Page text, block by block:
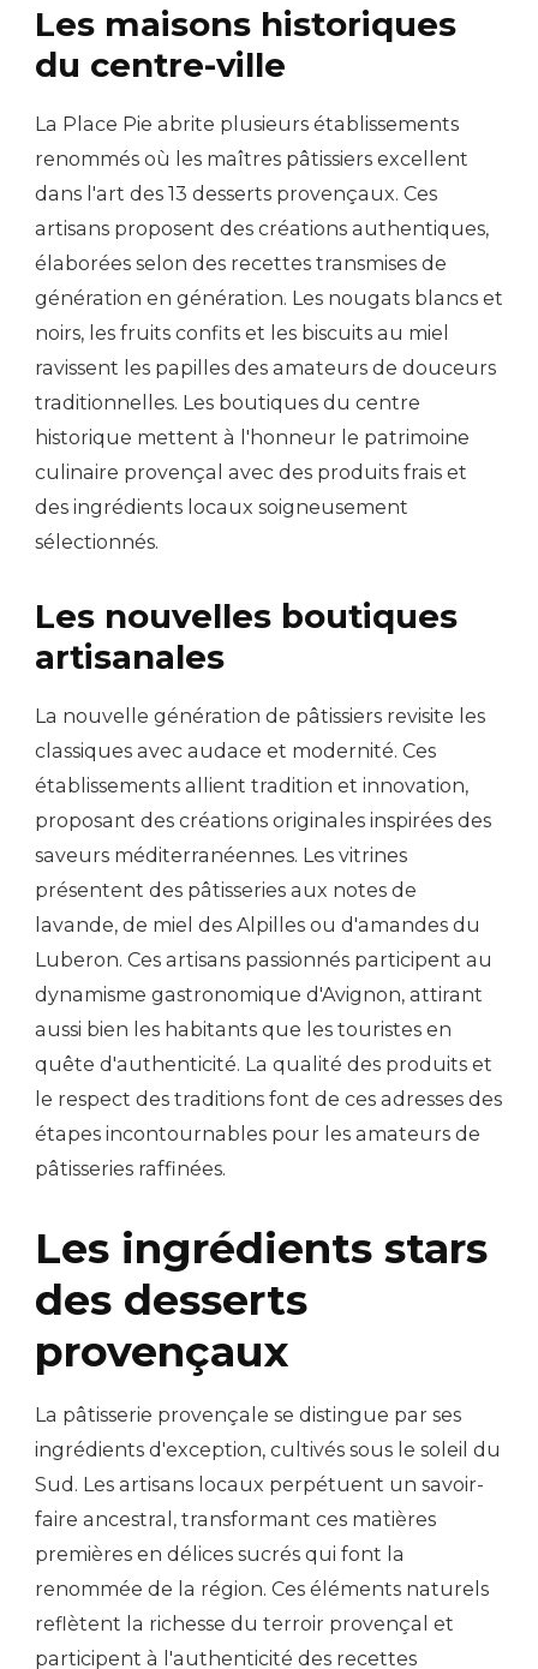
Les maisons historiques
du centre-ville
La Place Pie abrite plusieurs établissements
renommés où les maîtres pâtissiers excellent
dans l'art des 13 desserts provençaux. Ces
artisans proposent des créations authentiques,
élaborées selon des recettes transmises de
génération en génération. Les nougats blancs et
noirs, les fruits confits et les biscuits au miel
ravissent les papilles des amateurs de douceurs
traditionnelles. Les boutiques du centre
historique mettent à l'honneur le patrimoine
culinaire provençal avec des produits frais et
des ingrédients locaux soigneusement
sélectionnés.
Les nouvelles boutiques
artisanales
La nouvelle génération de pâtissiers revisite les
classiques avec audace et modernité. Ces
établissements allient tradition et innovation,
proposant des créations originales inspirées des
saveurs méditerranéennes. Les vitrines
présentent des pâtisseries aux notes de
lavande, de miel des Alpilles ou d'amandes du
Luberon. Ces artisans passionnés participent au
dynamisme gastronomique d'Avignon, attirant
aussi bien les habitants que les touristes en
quête d'authenticité. La qualité des produits et
le respect des traditions font de ces adresses des
étapes incontournables pour les amateurs de
pâtisseries raffinées.
Les ingrédients stars
des desserts
provençaux
La pâtisserie provençale se distingue par ses
ingrédients d'exception, cultivés sous le soleil du
Sud. Les artisans locaux perpétuent un savoir-
faire ancestral, transformant ces matières
premières en délices sucrés qui font la
renommée de la région. Ces éléments naturels
reflètent la richesse du terroir provençal et
participent à l'authenticité des recettes